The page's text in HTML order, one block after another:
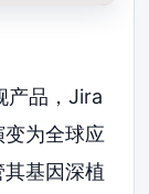
产品，Jira
为全球应
基因深植